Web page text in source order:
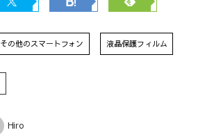
その他のスマートフォン 液晶保護フィルム
Hiro